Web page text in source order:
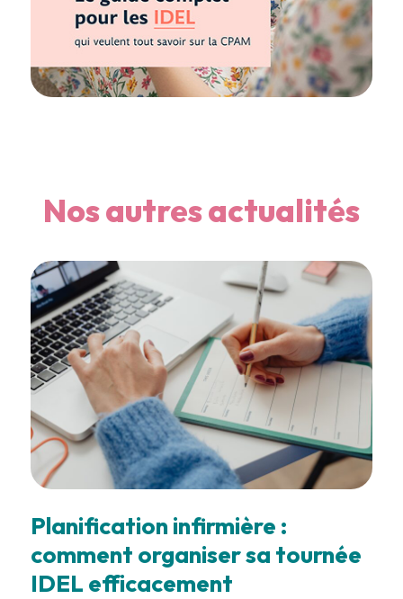
Nos autres actualités
Planification infirmière :
comment organiser sa tournée
IDEL efficacement